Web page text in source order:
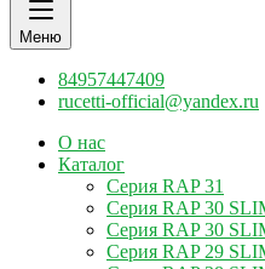
Меню
84957447409
rucetti-official@yandex.ru
О нас
Каталог
Серия RAP 31
Серия RAP 30
Серия RAP 30
Серия RAP 29